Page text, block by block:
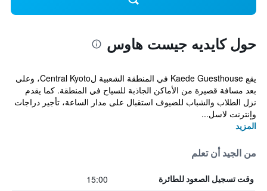
حول كايديه جيست هاوس
يقع Kaede Guesthouse في المنطقة الشعبية لCentral Kyoto، وعلى
بعد مسافة قصيرة من الأماكن الجاذبة للسياح في المنطقة. كما يقدم
نزل الطلاب والشباب للضيوف استقبال على مدار الساعة، تأجير دراجات
وإنترنت لاسل...
المزيد
من الجيد أن تعلم
وقت تسجيل الصعود للطائرة 15:00